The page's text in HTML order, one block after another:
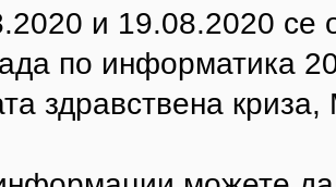
и 19.08.2020 се
по информатика
здравствена